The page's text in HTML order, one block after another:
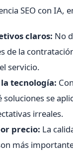
SEO con IA,
claros: No
de la
servicio.
tecnología:
soluciones se
irreales.
precio: La
más